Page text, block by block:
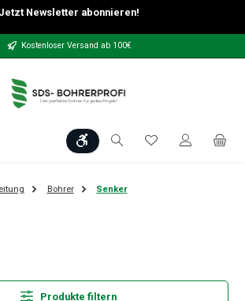
Jetzt Newsletter abonnieren!
Kostenloser Versand ab 100€
Werkzeugleiste anzeigen
Du hast 0
Bohrer Senker
Produkte filtern